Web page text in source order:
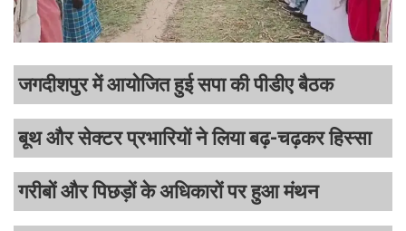
जगदीशपुर में आयोजित हुई सपा की पीडीए बैठक
बूथ और सेक्टर प्रभारियों ने लिया बढ़-चढ़कर हिस्सा
गरीबों और पिछड़ों के अधिकारों पर हुआ मंथन